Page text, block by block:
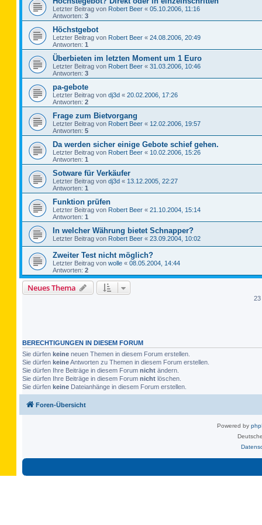
Letzter Beitrag von Robert Beer « 05.10.2006, 11:16
Antworten: 3
Höchstgebot
Letzter Beitrag von Robert Beer « 24.08.2006, 20:49
Antworten: 1
Überbieten im letzten Moment um 1 Euro
Letzter Beitrag von Robert Beer « 31.03.2006, 10:46
Antworten: 3
pa-gebote
Letzter Beitrag von dj3d « 20.02.2006, 17:26
Antworten: 2
Frage zum Bietvorgang
Letzter Beitrag von Robert Beer « 12.02.2006, 19:57
Antworten: 5
Da werden sicher einige Gebote schief gehen.
Letzter Beitrag von Robert Beer « 10.02.2006, 15:26
Antworten: 1
Sotware für Verkäufer
Letzter Beitrag von dj3d « 13.12.2005, 22:27
Antworten: 1
Funktion prüfen
Letzter Beitrag von Robert Beer « 21.10.2004, 15:14
Antworten: 1
In welcher Währung bietet Schnapper?
Letzter Beitrag von Robert Beer « 23.09.2004, 10:02
Zweiter Test nicht möglich?
Letzter Beitrag von wolle « 08.05.2004, 14:44
Antworten: 2
Neues Thema
23
BERECHTIGUNGEN IN DIESEM FORUM
Sie dürfen keine neuen Themen in diesem Forum erstellen.
Sie dürfen keineAntworten zu Themen in diesem Forum erstellen.
Sie dürfen Ihre Beiträge in diesem Forum nicht ändern.
Sie dürfen Ihre Beiträge in diesem Forum nicht löschen.
Sie dürfen keine Dateianhänge in diesem Forum erstellen.
Foren-Übersicht
Powered by